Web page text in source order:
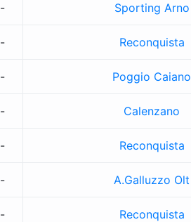
- Sporting Arno
- Reconquista
- Poggio Caiano
- Calenzano
- Reconquista
- A.Galluzzo Olt
- Reconquista